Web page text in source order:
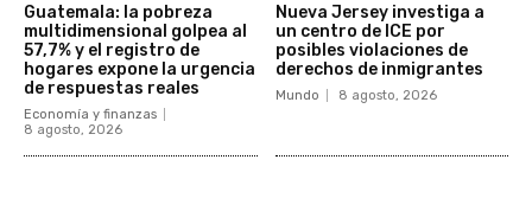
Guatemala: la pobreza
multidimensional golpea al
57,7% y el registro de
hogares expone la urgencia
de respuestas reales
Economía y finanzas
8 agosto, 2026
Nueva Jersey investiga a
un centro de ICE por
posibles violaciones de
derechos de inmigrantes
Mundo 8 agosto, 2026